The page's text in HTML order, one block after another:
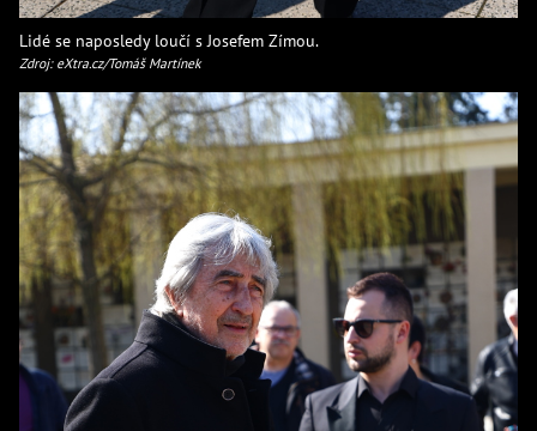
Lidé se naposledy loučí s Josefem Zímou.
Zdroj: eXtra.cz/Tomáš Martínek